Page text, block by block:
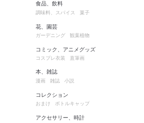
食品、飲料
調味料、スパイス 菓子
花、園芸
ガーデニング 観葉植物
コミック、アニメグッズ
コスプレ衣装 直筆画
本、雑誌
漫画 雑誌 小説
コレクション
おまけ ボトルキャップ
アクセサリー、時計